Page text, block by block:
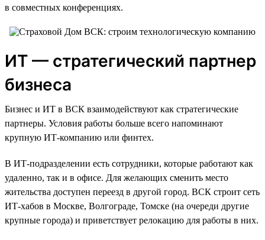
в совместных конференциях.
ИТ — стратегический партнер
бизнеса
Бизнес и ИТ в ВСК взаимодействуют как стратегические
партнеры. Условия работы больше всего напоминают
крупную ИТ-компанию или финтех.
В ИТ-подразделении есть сотрудники, которые работают как
удаленно, так и в офисе. Для желающих сменить место
жительства доступен переезд в другой город. ВСК строит сеть
ИТ-хабов в Москве, Волгограде, Томске (на очереди другие
крупные города) и приветствует релокацию для работы в них.